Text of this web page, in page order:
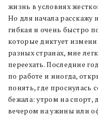
жизнь в условиях
Но для начала расскажу
гибкая и очень быстро
которые диктует
разных странах, мне
переехать. Последние
по работе и иногда,
понять, где проснулась
бежала: утром на спорт,
вечером на ужины или